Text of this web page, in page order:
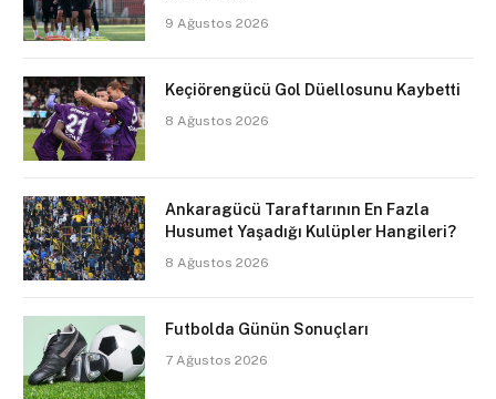
9 Ağustos 2026
Keçiörengücü Gol Düellosunu Kaybetti
8 Ağustos 2026
Ankaragücü Taraftarının En Fazla
Husumet Yaşadığı Kulüpler Hangileri?
8 Ağustos 2026
Futbolda Günün Sonuçları
7 Ağustos 2026